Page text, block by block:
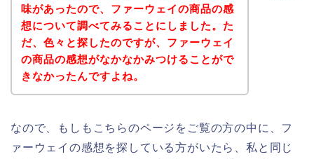
味があったので、ファーウェイの商品の感
想について調べてみることにしました。た
だ、色々と探したのですが、ファーウェイ
の商品の感想がなかなかみつけることがで
きなかったんですよね。
なので、もしもこちらのページをご覧の方の中に、フ
ァーウェイの感想を探している方がいたら、私と同じ